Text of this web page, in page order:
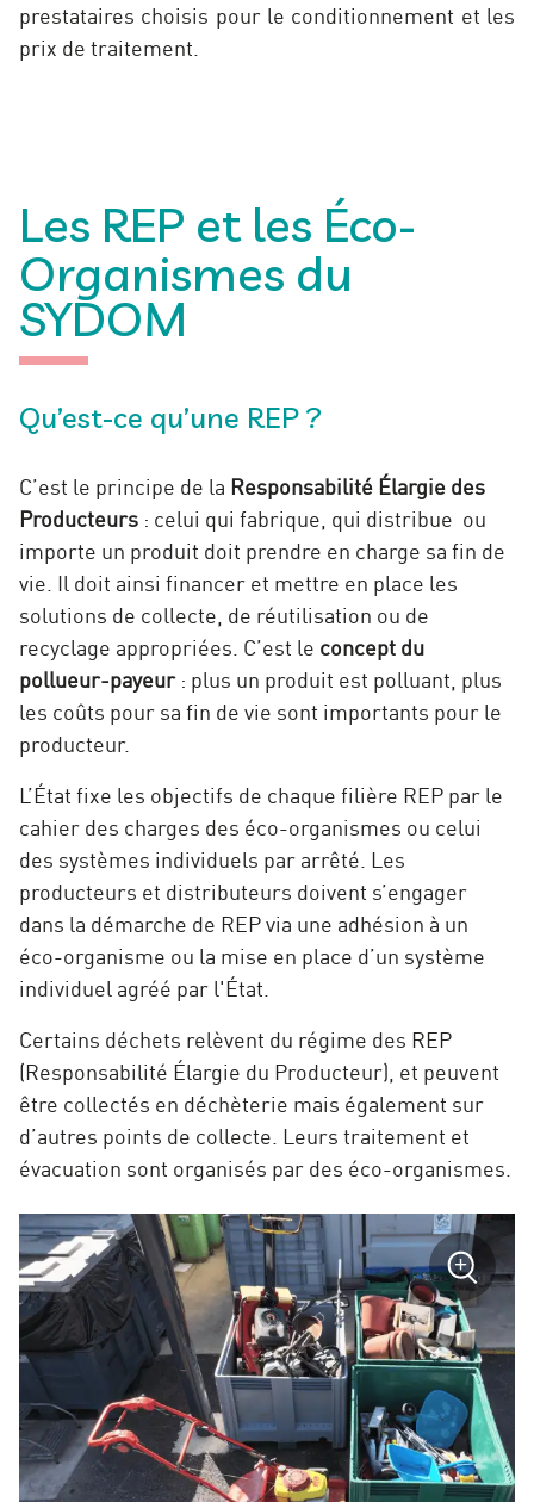
prestataires choisis pour le conditionnement et les
prix de traitement.
Les REP et les Éco-
Organismes du
SYDOM
Qu’est-ce qu’une REP ?
C’est le principe de la Responsabilité Élargie des
Producteurs : celui qui fabrique, qui distribue ou
importe un produit doit prendre en charge sa fin de
vie. Il doit ainsi financer et mettre en place les
solutions de collecte, de réutilisation ou de
recyclage appropriées. C’est le concept du
pollueur-payeur: plus un produit est polluant, plus
les coûts pour sa fin de vie sont importants pour le
producteur.
L’État fixe les objectifs de chaque filière REP par le
cahier des charges des éco-organismes ou celui
des systèmes individuels par arrêté. Les
producteurs et distributeurs doivent s’engager
dans la démarche de REP via une adhésion à un
éco-organisme ou la mise en place d’un système
individuel agréé par l'État.
Certains déchets relèvent du régime des REP
(Responsabilité Élargie du Producteur), et peuvent
être collectés en déchèterie mais également sur
d’autres points de collecte. Leurs traitement et
évacuation sont organisés par des éco-organismes.
Zoom
+
sur
la
photo
:
Nant